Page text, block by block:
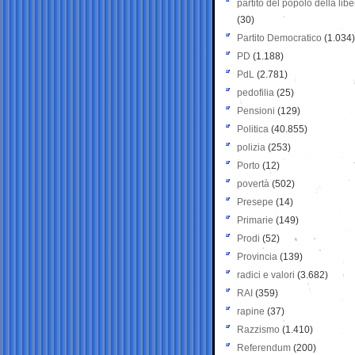
partito del popolo della
(30)
Partito Democratico (1.034)
PD (1.188)
PdL (2.781)
pedofilia (25)
Pensioni (129)
Politica (40.855)
polizia (253)
Porto (12)
povertà (502)
Presepe (14)
Primarie (149)
Prodi (52)
Provincia (139)
radici e valori (3.682)
RAI (359)
rapine (37)
Razzismo (1.410)
Referendum (200)